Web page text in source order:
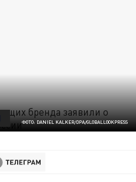
ФОТО: DANIEL KALKER/DPA/GLOBALLOOKPRESS